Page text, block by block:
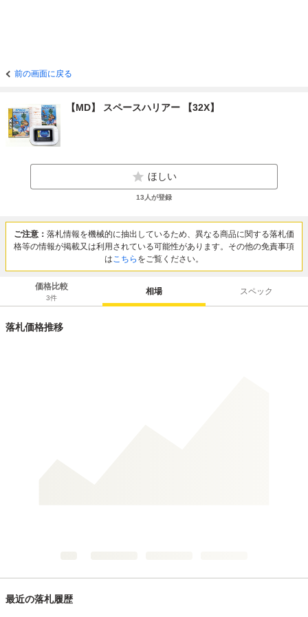
前の画面に戻る
【MD】 スペースハリアー 【32X】
ほしい
13 人が登録
ご注意： 落札情報を機械的に抽出しているため、異なる商品に関する落札価
格等の情報が掲載又は利用されている可能性があります。その他の免責事項
はこちら をご覧ください。
価格比較
3件
相場 スペック
落札価格推移
最近の落札履歴